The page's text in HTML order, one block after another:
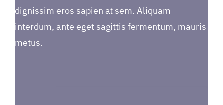
dignissim eros sapien at sem. Aliquam
interdum, ante eget sagittis fermentum, mauris
metus.